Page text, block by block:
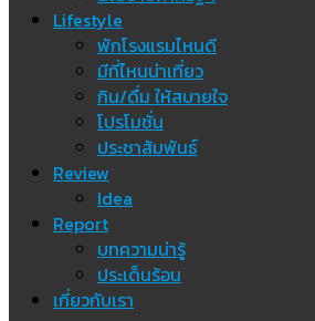
Lifestyle
พักโรงแรมไหนดี
มีที่ไหนน่าเที่ยว
กิน/ดื่ม ให้สบายใจ
โปรโมชั่น
ประชาสัมพันธ์
Review
Idea
Report
บทความน่ารู้
ประเด็นร้อน
เกี่ยวกับเรา